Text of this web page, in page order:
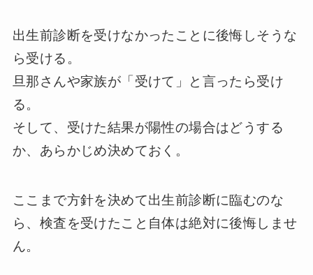
出生前診断を受けなかったことに後悔しそうな
ら受ける。
旦那さんや家族が「受けて」と言ったら受け
る。
そして、受けた結果が陽性の場合はどうする
か、あらかじめ決めておく。
ここまで方針を決めて出生前診断に臨むのな
ら、検査を受けたこと自体は絶対に後悔しませ
ん。